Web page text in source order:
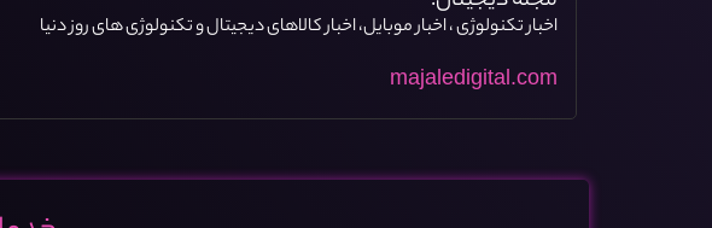
اخبار تکنولوژی ، اخبار موبایل، اخبار کالاهای دیجیتال و تکنولوژی های روز دنیا
majaledigital.com